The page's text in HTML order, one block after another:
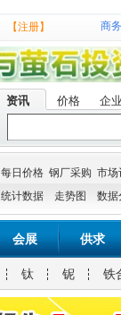
【注册】 商
资讯 价格 企
每日价格 钢厂采购 市场
统计数据
走势图 数据
会展 供求
钛 铌 铁